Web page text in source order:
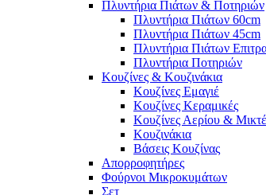
Πλυντήρια Πιάτων & Ποτηριών
Πλυντήρια Πιάτων 60cm
Πλυντήρια Πιάτων 45cm
Πλυντήρια Πιάτων
Πλυντήρια Ποτηριών
Κουζίνες & Κουζινάκια
Κουζίνες Εμαγιέ
Κουζίνες Κεραμικές
Κουζίνες Αερίου &
Κουζινάκια
Βάσεις Κουζίνας
Απορροφητήρες
Φούρνοι Μικροκυμάτων
Σετ